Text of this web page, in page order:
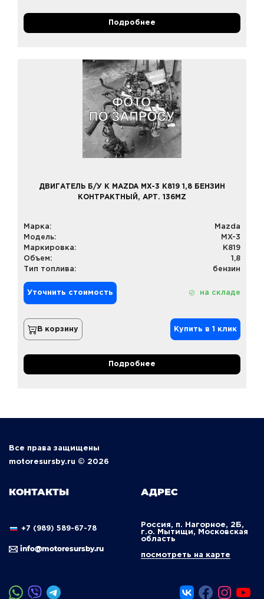
Подробнее
ДВИГАТЕЛЬ Б/У К MAZDA MX-3 K819 1,8 БЕНЗИН
КОНТРАКТНЫЙ, АРТ. 136MZ
Марка:
Mazda
Модель:
MX-3
Маркировка:
K819
Объем:
1,8
Тип топлива:
бензин
Уточнить стоимость на складе
В корзину Купить в 1 клик
Подробнее
Все права защищены
motoresursby.ru © 2026
КОНТАКТЫ
+7 (989) 589-67-78
info@motoresursby.ru
АДРЕС
Россия, п. Нагорное, 2Б,
г.о. Мытищи, Московская
область
посмотреть на карте